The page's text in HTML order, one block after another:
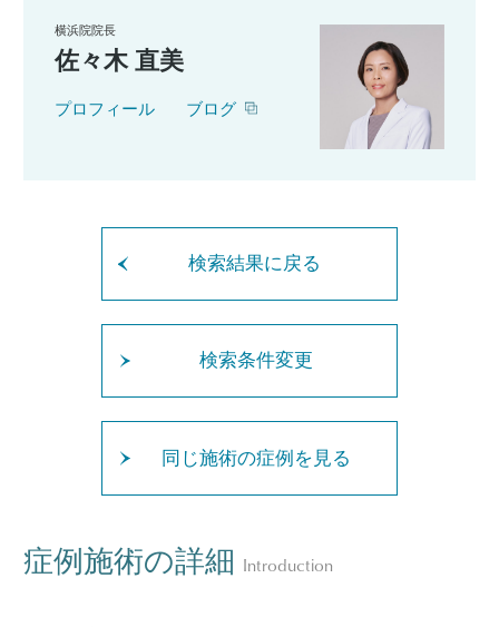
横浜院院長
佐々木 直美
プロフィール ブログ
検索結果に戻る
検索条件変更
同じ施術の症例を見る
症例施術の詳細 Introduction